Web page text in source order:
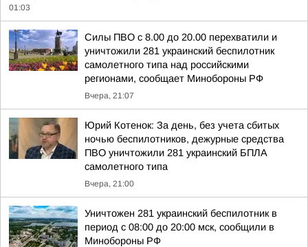
01:03
Силы ПВО с 8.00 до 20.00 перехватили и
уничтожили 281 украинский беспилотник
самолетного типа над российскими
регионами, сообщает Минобороны РФ
Вчера, 21:07
Юрий Котенок: За день, без учета сбитых
ночью беспилотников, дежурные средства
ПВО уничтожили 281 украинский БПЛА
самолетного типа
Вчера, 21:00
Уничтожен 281 украинский беспилотник в
период с 08:00 до 20:00 мск, сообщили в
Минобороны РФ